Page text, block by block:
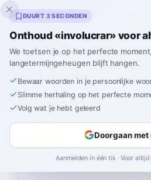
Inklingo
Home› Spaans›Woordenboek›
involucrar
een-boh-loo-krahr
DUURT 3 SECONDEN
Onthoud «involucrar» voor
We toetsen je op het perfecte
langetermijngeheugen blijft hangen.
Bewaar woorden in je persoonlijke
Slimme herhaling op het perfecte
Volg wat je hebt geleerd
Doorgaan met
Aanmelden in één tik · Voor